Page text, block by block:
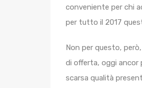
conveniente per chi
per tutto il 2017
Non per questo,
di offerta, oggi ancor
scarsa qualità